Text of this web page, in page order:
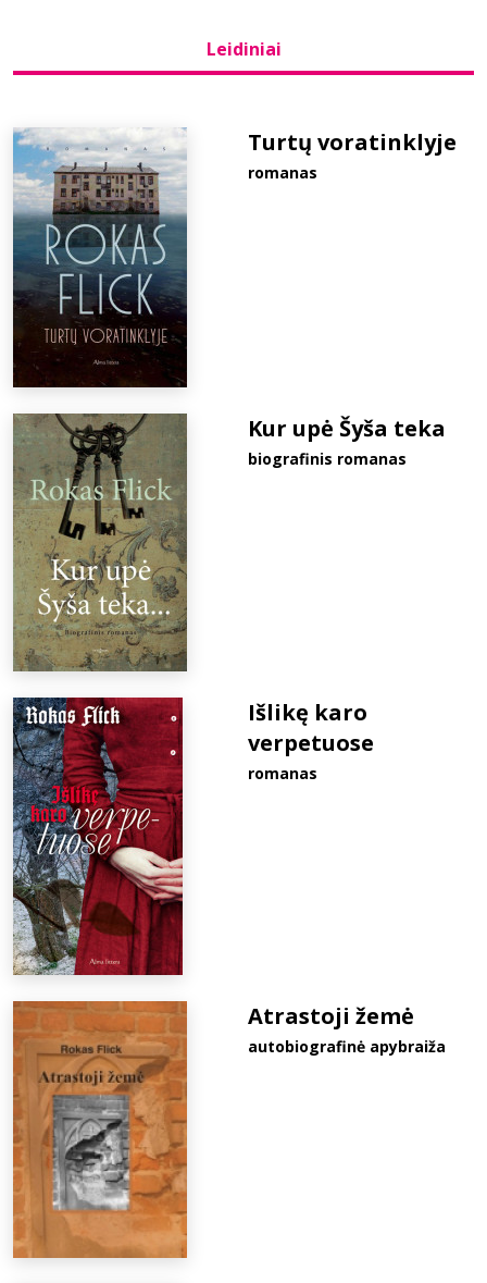
info@elvislab.lt
Leidiniai
Turtų voratinklyje
romanas
Kur upė Šyša teka
biografinis romanas
Išlikę karo
verpetuose
romanas
Atrastoji žemė
autobiografinė apybraiža